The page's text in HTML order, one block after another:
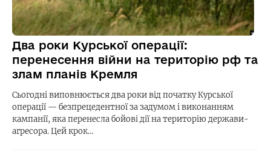
Два роки Курської операції:
перенесення війни на територію рф та
злам планів Кремля
Сьогодні виповнюється два роки від початку Курської
операції — безпрецедентної за задумом і виконанням
кампанії, яка перенесла бойові дії на територію держави-
агресора. Цей крок…